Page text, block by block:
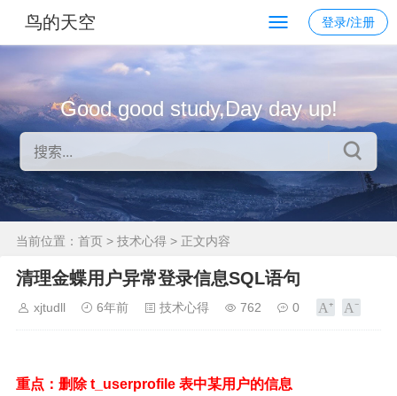
鸟的天空 登录/注册
Good good study,Day day up!
当前位置： 首页 > 技术心得 > 正文内容
清理金蝶用户异常登录信息SQL语句
xjtudll 6年前 技术心得 762 0
重点：删除 t_userprofile 表中某用户的信息